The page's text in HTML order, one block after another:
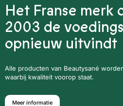
Het Franse merk
2003 de
opnieuw uitvindt
Alle producten van Beautysané
waarbij kwaliteit voorop staat.
Meer informatie